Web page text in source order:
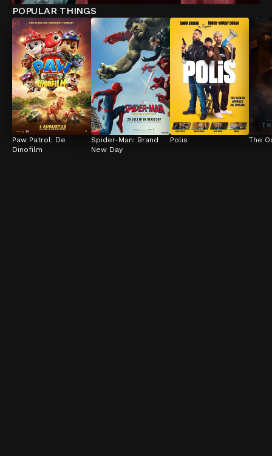
POPULAR THINGS
Paw Patrol: De
Dinofilm
Spider-Man: Brand
New Day
Polis The